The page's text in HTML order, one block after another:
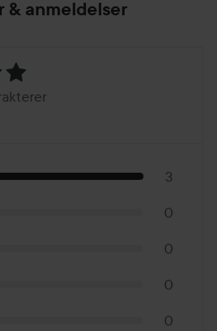
& anmeldelser
3
0
0
0
0